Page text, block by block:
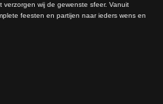
wij de gewenste sfeer. Vanuit
feesten en partijen naar ieders wens en